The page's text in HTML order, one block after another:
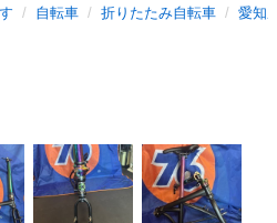
自転車 折りたたみ自転車 愛知